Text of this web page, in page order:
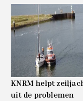
KNRM helpt
uit de problemen